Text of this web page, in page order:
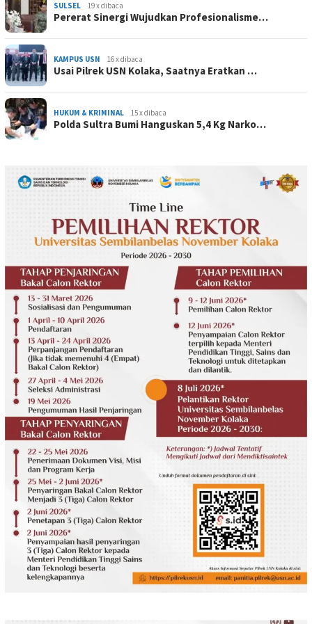
SULSEL 19 x dibaca
Pererat Sinergi Wujudkan Profesionalisme…
KAMPUS USN 16 x dibaca
Usai Pilrek USN Kolaka, Saatnya Eratkan …
HUKUM & KRIMINAL 15 x dibaca
Polda Sultra Bumi Hanguskan 5,4 Kg Narko…